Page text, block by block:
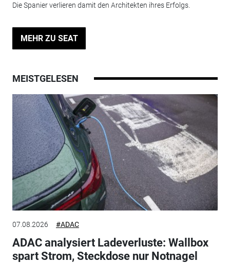
Die Spanier verlieren damit den Architekten ihres Erfolgs.
MEHR ZU SEAT
MEISTGELESEN
07.08.2026 #ADAC
ADAC analysiert Ladeverluste: Wallbox
spart Strom, Steckdose nur Notnagel